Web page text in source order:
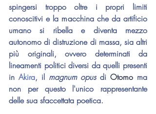
spingersi troppo oltre i propri limiti
conoscitivi e la macchina che da artificio
umano si ribella e diventa mezzo
autonomo di distruzione di massa, sia altri
più originali, ovvero determinati da
lineamenti politici diversi da quelli presenti
in Akira, il magnum opus di Otomo ma
non per questo l'unico rappresentante
delle sua sfaccettata poetica.